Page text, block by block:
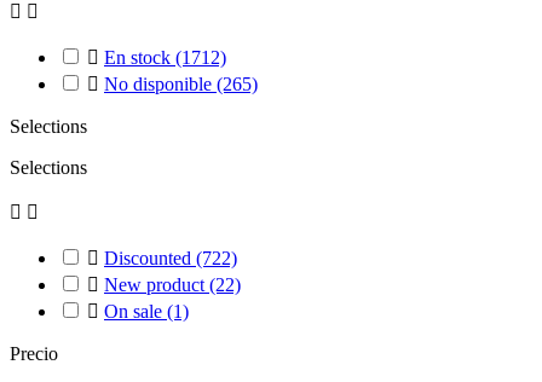
 
 En stock (1712)
 No disponible (265)
Selections
Selections
 
 Discounted (722)
 New product (22)
 On sale (1)
Precio